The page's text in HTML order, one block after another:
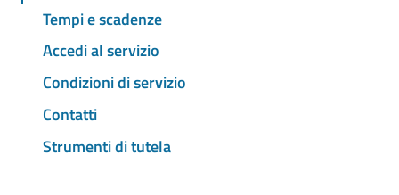
Tempi e scadenze
Accedi al servizio
Condizioni di servizio
Contatti
Strumenti di tutela